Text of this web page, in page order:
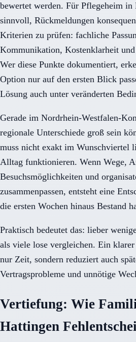
bewertet werden. Für Pflegeheim in
sinnvoll, Rückmeldungen
Kriterien zu prüfen: fachliche
Kommunikation, Kostenklarheit
Wer diese Punkte dokumentiert,
Option nur auf den ersten Blick
Lösung auch unter veränderten
Gerade im Nordrhein-Westfalen-
regionale Unterschiede groß sein
muss nicht exakt im Wunschviertel
Alltag funktionieren. Wenn Wege,
Besuchsmöglichkeiten und
zusammenpassen, entsteht eine
die ersten Wochen hinaus Bestand
Praktisch bedeutet das: lieber
als viele lose vergleichen. Ein
nur Zeit, sondern reduziert auch
Vertragsprobleme und unnötige
Vertiefung: Wie
Hattingen